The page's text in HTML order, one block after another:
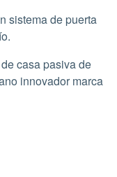
sistema de puerta
casa pasiva de
innovador marca